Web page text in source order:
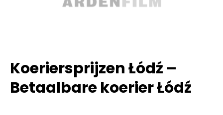
Koeriersprijzen Łódź –
Betaalbare koerier Łódź